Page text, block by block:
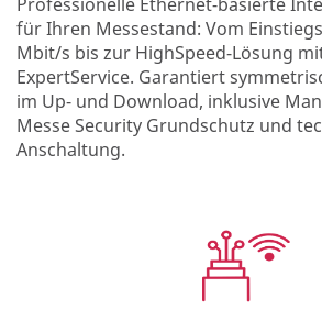
für Ihren Messestand: Vom
Mbit/s bis zur HighSpeed-Lösung
ExpertService. Garantiert
im Up- und Download, inklusive
Messe Security Grundschutz und
Anschaltung.